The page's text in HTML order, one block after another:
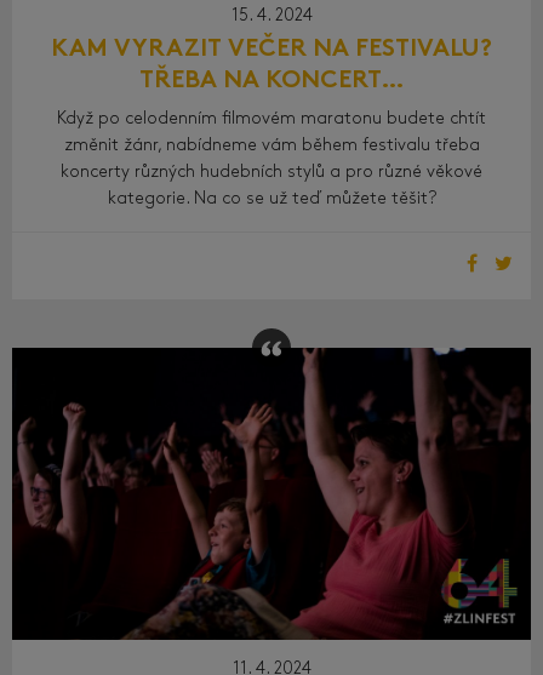
15. 4. 2024
KAM VYRAZIT VEČER NA FESTIVALU?
TŘEBA NA KONCERT…
Když po celodenním filmovém maratonu budete chtít
změnit žánr, nabídneme vám během festivalu třeba
koncerty různých hudebních stylů a pro různé věkové
kategorie. Na co se už teď můžete těšit?
11. 4. 2024